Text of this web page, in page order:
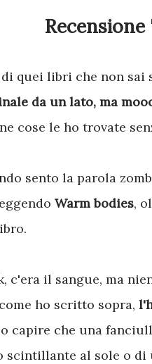
quei libri che non sai
da un lato, ma
cose le ho trovate
sento la parola
Warm bodies,
c'era il sangue, ma
ho scritto sopra,
capire che una
scintillante al sole o di